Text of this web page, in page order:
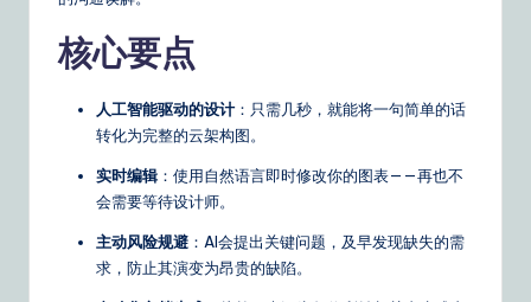
核心要点
人工智能驱动的设计：只需几秒，就能将一句简单的话
转化为完整的云架构图。
实时编辑 ：使用自然语言即时修改你的图表——再也不
会需要等待设计师。
主动风险规避 ：AI会提出关键问题，及早发现缺失的需
求，防止其演变为昂贵的缺陷。